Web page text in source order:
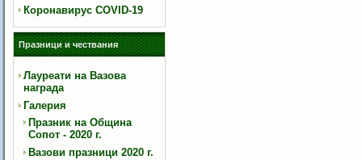
Коронавирус COVID-19
Празници и чествания
Лауреати на Вазова
награда
Галерия
Празник на Община
Сопот - 2020 г.
Вазови празници 2020 г.